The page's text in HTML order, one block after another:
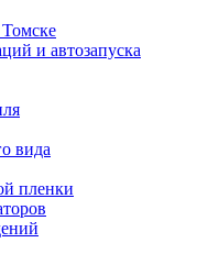
и автозапуска
вида
пленки